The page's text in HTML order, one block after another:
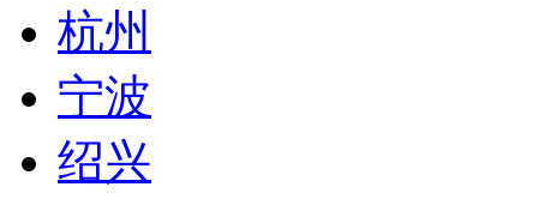
杭州
宁波
绍兴